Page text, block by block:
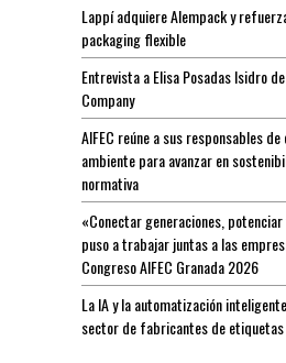
Lappí adquiere Alempack y
packaging flexible
Entrevista a Elisa Posadas Isidro
Company
AIFEC reúne a sus responsables
ambiente para avanzar en
normativa
«Conectar generaciones,
puso a trabajar juntas a las
Congreso AIFEC Granada 2026
La IA y la automatización
sector de fabricantes de etiquetas